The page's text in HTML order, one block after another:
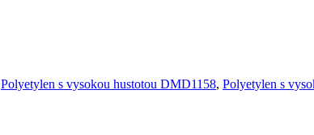
Polyetylen s vysokou hustotou DMD1158, Polyetylen s